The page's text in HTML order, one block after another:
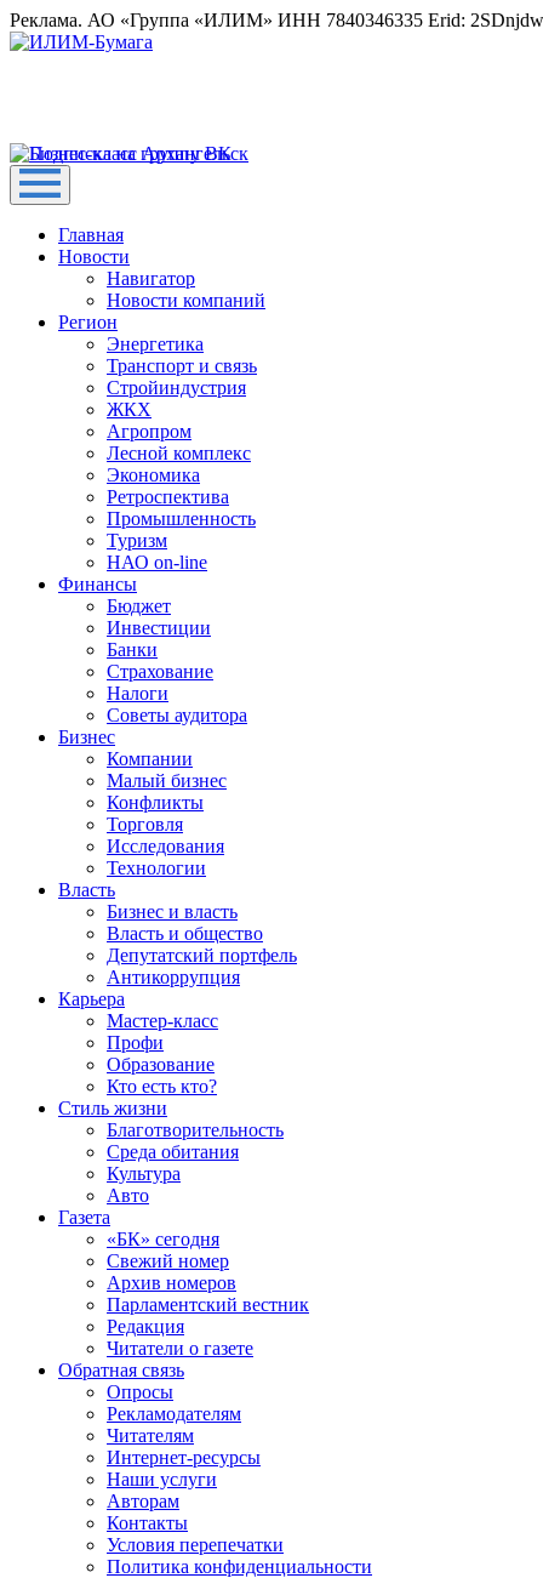
Реклама. АО «Группа «ИЛИМ» ИНН 7840346335 Erid:
Главная
Новости
Навигатор
Новости компаний
Регион
Энергетика
Транспорт и связь
Стройиндустрия
ЖКХ
Агропром
Лесной комплекс
Экономика
Ретроспектива
Промышленность
Туризм
НАО on-line
Финансы
Бюджет
Инвестиции
Банки
Страхование
Налоги
Советы аудитора
Бизнес
Компании
Малый бизнес
Конфликты
Торговля
Исследования
Технологии
Власть
Бизнес и власть
Власть и общество
Депутатский портфель
Антикоррупция
Карьера
Мастер-класс
Профи
Образование
Кто есть кто?
Стиль жизни
Благотворительность
Среда обитания
Культура
Авто
Газета
«БК» сегодня
Свежий номер
Архив номеров
Парламентский вестник
Редакция
Читатели о газете
Обратная связь
Опросы
Рекламодателям
Читателям
Интернет-ресурсы
Наши услуги
Авторам
Контакты
Условия перепечатки
Политика конфиденциальности